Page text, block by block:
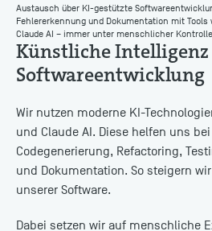
Künstliche
Softwareentwicklung
Wir nutzen moderne KI-
und Claude AI. Diese helfen uns
Codegenerierung, Refactoring,
und Dokumentation. So steigern
unserer Software.
Dabei setzen wir auf menschliche
Austausch über KI-gestützte
Fehlererkennung und Dokumentation mit Tools
Claude AI – immer unter menschlicher